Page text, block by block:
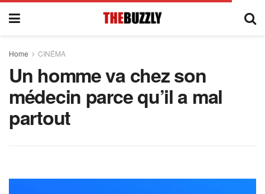
Home CINÉMA
Un homme va chez son
médecin parce qu’il a mal
partout